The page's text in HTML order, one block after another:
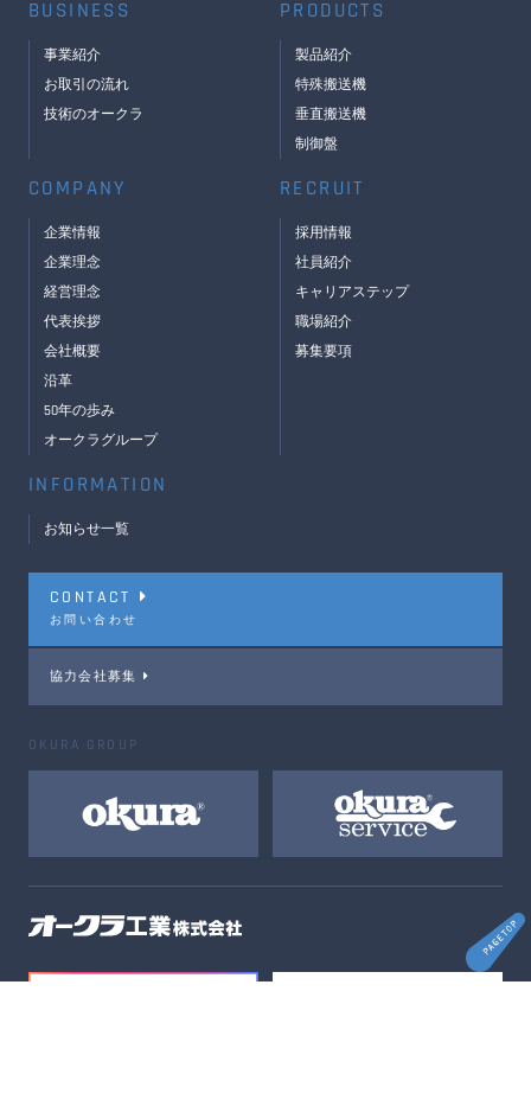
BUSINESS PRODUCTS
事業紹介
製品紹介
お取引の流れ
特殊搬送機
技術のオークラ
垂直搬送機
制御盤
COMPANY RECRUIT
企業情報
採用情報
企業理念
社員紹介
経営理念
キャリアステップ
代表挨拶
職場紹介
会社概要
募集要項
沿革
50年の歩み
オークラグループ
INFORMATION
お知らせ一覧
CONTACT
お問い合わせ
協力会社募集
OKURA GROUP